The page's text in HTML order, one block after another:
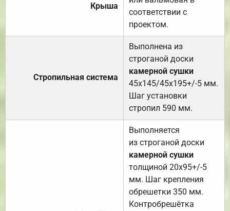
Крыша
соответствии с
проектом.
Стропильная система
Выполнена из
строганой доски
камерной сушки
45х145/45х195+/-5 мм.
Шаг установки
стропил 590 мм.
Выполняется
из строганой доски
камерной сушки
толщиной 20х95+/-5
мм. Шаг крепления
обрешетки 350 мм.
Контробрешётка